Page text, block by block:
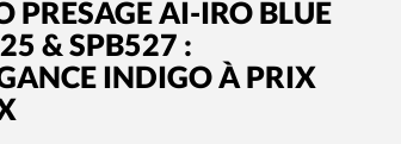
PRESAGE AI-IRO BLUE
& SPB527 :
INDIGO À PRIX